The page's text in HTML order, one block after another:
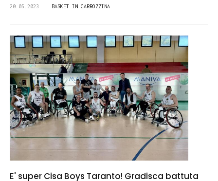
20.05.2023 BASKET IN CARROZZINA
E' super Cisa Boys Taranto! Gradisca battuta